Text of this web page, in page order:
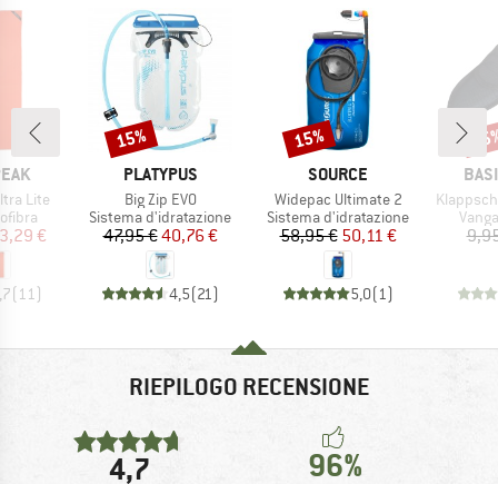
Lite
ridotto
3,29 €
(11 )
MARCHIO
PLATYPUS
Articolo
Big Zip EVO
Gruppo di prodotti
Sistema d'idratazione
Prezzo
47,95 €Prezzo ridotto
40,76 €
4,5(21 )
Sconto
15%
MARCHIO
SOURCE
Articolo
Widepac Ultimate 2
Gruppo di prodotti
Sistema d'idratazione
Prezzo
58,95 €Prezzo ridotto
50,11 €
5,0(1 )
Sconto
15%
Articolo
RIEPILOGO RECENSIONE
4,7 96%